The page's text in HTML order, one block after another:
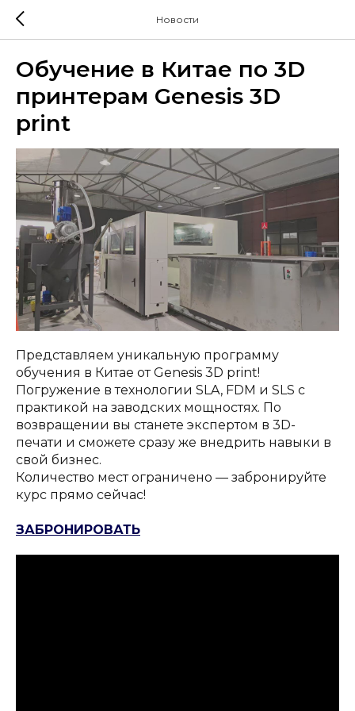
Новости
Обучение в Китае по 3D
принтерам Genesis 3D
print
Представляем уникальную программу
обучения в Китае от Genesis 3D print!
Погружение в технологии SLA, FDM и SLS с
практикой на заводских мощностях. По
возвращении вы станете экспертом в 3D-
печати и сможете сразу же внедрить навыки в
свой бизнес.
Количество мест ограничено — забронируйте
курс прямо сейчас!
ЗАБРОНИРОВАТЬ